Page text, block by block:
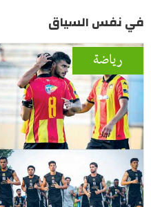
في نفس السياق
رياضة